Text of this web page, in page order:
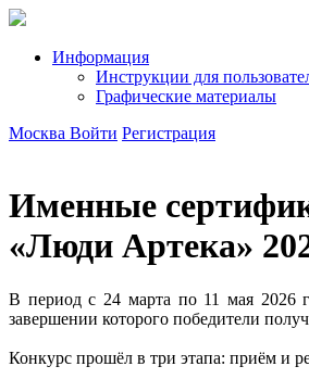
Информация
Инструкции для
Графические материалы
Москва Войти Регистрация
Именные
«Люди Артека»
В период с 24 марта по 11 мая 2026
завершении которого победители
Конкурс прошёл в три этапа: приём и